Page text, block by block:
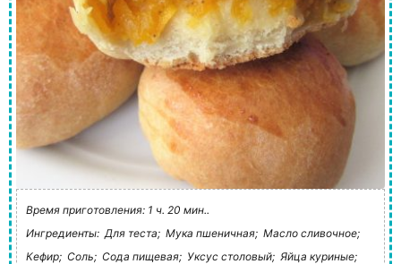
Время приготовления: 1 ч. 20 мин..
Ингредиенты: Для теста; Мука пшеничная; Масло сливочное;
Кефир; Соль; Сода пищевая; Уксус столовый; Яйца куриные;